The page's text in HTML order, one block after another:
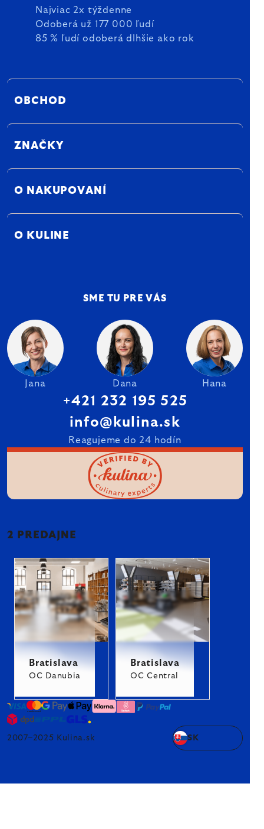
Najviac 2x týždenne
Odoberá už 177 000 ľudí
85 % ľudí odoberá dlhšie ako rok
OBCHOD
ZNAČKY
O NAKUPOVANÍ
O KULINE
SME TU PRE VÁS
Jana Dana Hana
+421 232 195 525
info@kulina.sk
Reagujeme do 24 hodín
2 PREDAJNE
Bratislava
OC Danubia
Bratislava
OC Central
2007–2025 Kulina.sk SK